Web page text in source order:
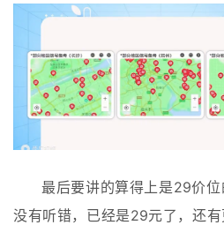
最后要讲的算得上是29价
没有听错，已经是29元了，还